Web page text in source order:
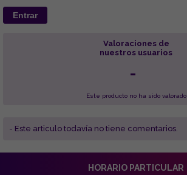
Entrar
Valoraciones de
nuestros usuarios
-
Este producto no ha sido valorado
- Este articulo todavía no tiene comentarios.
HORARIO PARTICULAR